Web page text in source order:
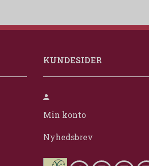
KUNDESIDER
Min konto
Nyhedsbrev